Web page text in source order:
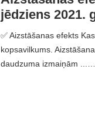
jēdziens 2021.
✅ Aizstāšanas efekts
kopsavilkums.
daudzuma izmaiņām ...…